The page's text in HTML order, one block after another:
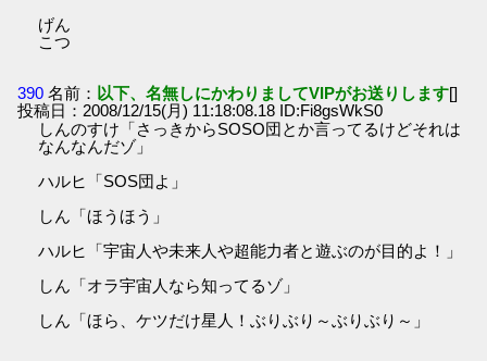
げん
こつ
390 名前： 以下、名無しにかわりましてVIPがお送りします[]
投稿日：2008/12/15(月) 11:18:08.18 ID:Fi8gsWkS0
しんのすけ「さっきからSOSO団とか言ってるけどそれは
なんなんだゾ」
ハルヒ「SOS団よ」
しん「ほうほう」
ハルヒ「宇宙人や未来人や超能力者と遊ぶのが目的よ！」
しん「オラ宇宙人なら知ってるゾ」
しん「ほら、ケツだけ星人！ぶりぶり～ぶりぶり～」